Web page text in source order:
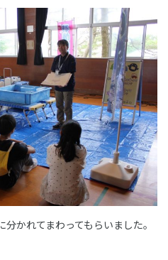
かれてまわってもらいました。